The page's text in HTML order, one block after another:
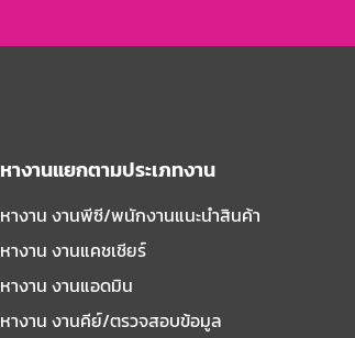
หางานแยกตามประเภทงาน
หางาน งานพีซี/พนักงานแนะนําสินค้า
หางาน งานแคชเชียร์
หางาน งานแอดมิน
หางาน งานคีย์/ตรวจสอบข้อมูล